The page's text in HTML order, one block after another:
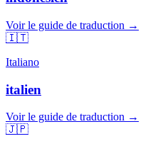
Voir le guide de traduction →
🇮🇹
Italiano
italien
Voir le guide de traduction →
🇯🇵